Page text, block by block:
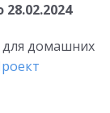
домашних